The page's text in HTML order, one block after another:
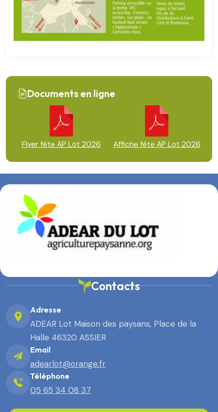
Documents en ligne
Flyer fête AP Lot 2026 Affiche fête AP Lot 2026
Contacts
Adresse
ADEAR Lot Maison des paysans, Place de la
Halle 46320 ASSIER
Email
adearlot@orange.fr
Téléphone
05 65 34 08 37